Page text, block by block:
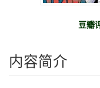
豆瓣
内容简介